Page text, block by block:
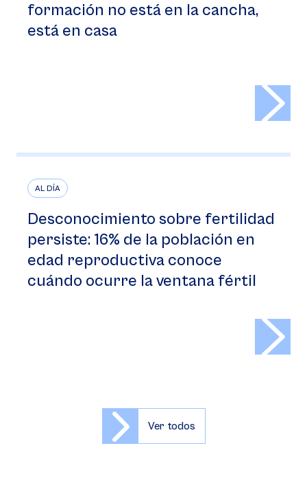
formación no está en la cancha,
está en casa
AL DÍA
Desconocimiento sobre fertilidad
persiste: 16% de la población en
edad reproductiva conoce
cuándo ocurre la ventana fértil
Ver todos